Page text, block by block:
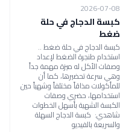
2026-07-08
كبسة الدجاج في حلة
ضغط
كبسة الدجاج في حلة ضغط ..
استخدام طنجرة الضغط لإعداد
وصفات الأكل له ميزة مهمة جداً
وهي سرعة تحضيرها، كما أن
للمأكولات مذاقاً مختلفاً وشهياً حين
استخدامها، حضري وصفات
الكبسة الشهية بأسهل الخطوات
شاهدي: كبسة الدجاج السهلة
والسريعة بالفيديو